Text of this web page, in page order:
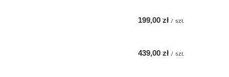
199,00 zł / szt.
439,00 zł / szt.